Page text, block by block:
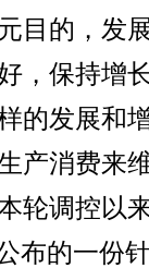
目的，发
，保持增
的发展和
产消费来
调控以来
布的一份